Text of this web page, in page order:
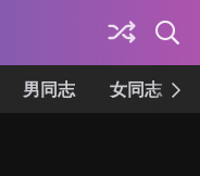
男同志 女同志